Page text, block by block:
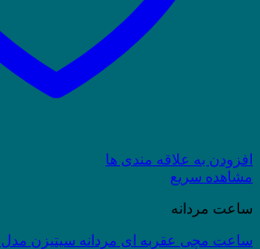
افزودن به علاقه مندی ها
مشاهده سریع
ساعت مردانه
ساعت مچی عقربه ای مردانه سیتیزن مدل AU1060-51E